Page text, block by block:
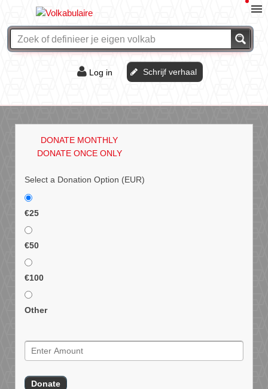
Log in Schrijf verhaal
DONATE MONTHLY
DONATE ONCE ONLY
Select a Donation Option (EUR)
€25
€50
€100
Other